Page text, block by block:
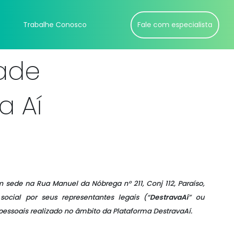
Trabalhe Conosco Fale com especialista
Aí
na Rua Manuel da Nóbrega n° 211, Conj 112, Paraíso,
por seus representantes legais (“DestravaAí” ou
realizado no âmbito da Plataforma DestravaAí.